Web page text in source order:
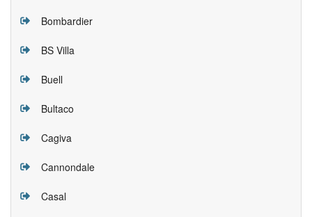
Bombardier
BS Villa
Buell
Bultaco
Cagiva
Cannondale
Casal